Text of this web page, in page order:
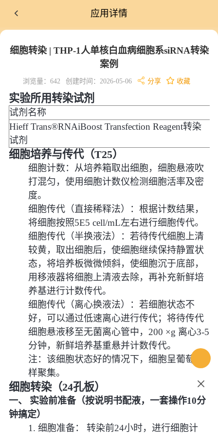
应用详情
细胞转染 | THP-1人单核白血病细胞系siRNA转染
案例
浏览量：642 创建时间：2026-05-06 分享 收藏
实验所用转染试剂
试剂名称
Hieff Trans®RNAiBoost Transfection Reagent转染
试剂
细胞培养与传代（T25）
细胞计数：从培养箱取出细胞，细胞悬液吹
打混匀，使用细胞计数仪检测细胞活率及密
度。
细胞传代（直接稀释法）：根据计数结果，
将细胞按照5E5 cell/mL左右进行细胞传代。
细胞传代（半换液法）：若待传代细胞上清
较黄，取出细胞后，使细胞继续保持静置状
态，将培养板微微倾斜，使细胞沉于底部，
用移液器将细胞上清液去除，再补充新鲜培
养基进行计数传代。
细胞传代（离心换液法）：若细胞状态不
好，可以通过低速离心进行传代；将待传代
细胞悬液移至无菌离心管中，200 ×g 离心3-5
分钟，新鲜培养基重悬并计数传代。
注：该细胞状态好的情况下，细胞呈葡萄串
样聚集。
细胞转染（24孔板）
一、 实验前准备（按说明书配液，一套操作10分
钟搞定）
1. 细胞准备： 转染前24小时，进行细胞计